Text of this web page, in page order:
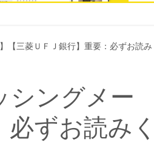
【三菱ＵＦＪ銀行】重要：必ずお読み
シングメー
ずお読みく